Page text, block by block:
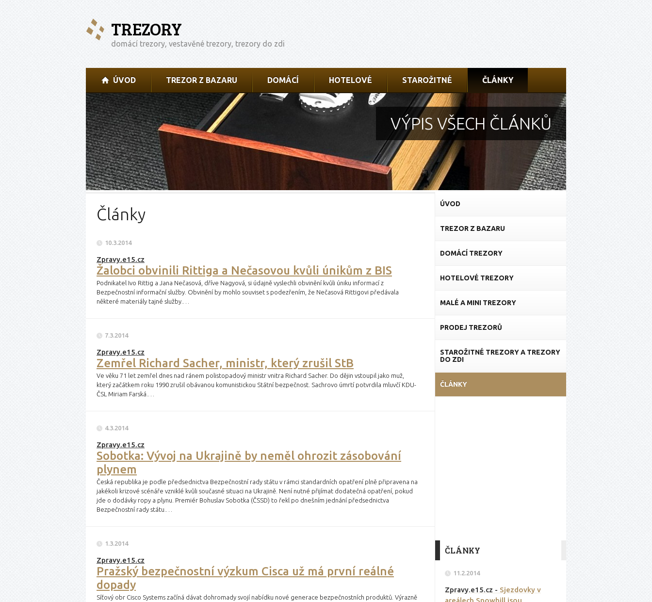
TREZORY
domácí trezory, vestavěné trezory, trezory do zdi
ÚVOD TREZOR Z BAZARU DOMÁCÍ HOTELOVÉ STAROŽITNÉ ČLÁNKY
VÝPIS VŠECH ČLÁNKŮ
Články
10.3.2014
Zpravy.e15.cz
Žalobci obvinili Rittiga a Nečasovou kvůli únikům z BIS
Podnikatel Ivo Rittig a Jana Nečasová, dříve Nagyová, si údajně vyslechli obvinění kvůli úniku informací z
Bezpečnostní informační služby. Obvinění by mohlo souviset s podezřením, že Nečasová Rittigovi předávala
některé materiály tajné služby.…
7.3.2014
Zpravy.e15.cz
Zemřel Richard Sacher, ministr, který zrušil StB
Ve věku 71 let zemřel dnes nad ránem polistopadový ministr vnitra Richard Sacher. Do dějin vstoupil jako muž,
který začátkem roku 1990 zrušil obávanou komunistickou Státní bezpečnost. Sachrovo úmrtí potvrdila mluvčí KDU-
ČSL Miriam Farská.…
4.3.2014
Zpravy.e15.cz
Sobotka: Vývoj na Ukrajině by neměl ohrozit zásobování
plynem
Česká republika je podle předsednictva Bezpečnostní rady státu v rámci standardních opatření plně připravena na
jakékoli krizové scénáře vzniklé kvůli současné situaci na Ukrajině. Není nutné přijímat dodatečná opatření, pokud
jde o dodávky ropy a plynu. Premiér Bohuslav Sobotka (ČSSD) to řekl po dnešním jednání předsednictva
Bezpečnostní rady státu.…
1.3.2014
Zpravy.e15.cz
Pražský bezpečnostní výzkum Cisca už má první reálné
dopady
Síťový obr Cisco Systems začíná dávat dohromady svojí nabídku nové generace bezpečnostních produktů. Výrazně
ÚVOD
TREZOR Z BAZARU
DOMÁCÍ TREZORY
HOTELOVÉ TREZORY
MALÉ A MINI TREZORY
PRODEJ TREZORŮ
STAROŽITNÉ TREZORY A TREZORY
DO ZDI
ČLÁNKY
ČLÁNKY
11.2.2014
Zpravy.e15.cz - Sjezdovky v
areálech Snowhill jsou